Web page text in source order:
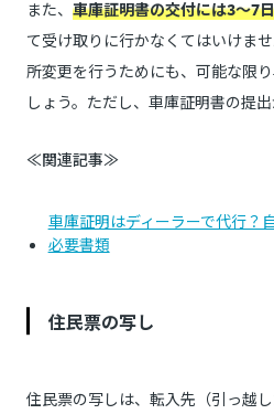
また、 車庫証明書の交付には3～7
て受け取りに行かなくてはいけま
所変更を行うためにも、可能な限
しょう。ただし、車庫証明書の提
≪関連記事≫
車庫証明はディーラーで代行？
必要書類
住民票の写し
住民票の写しは、転入先（引っ越